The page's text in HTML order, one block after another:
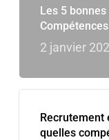
Les 5
2 janvier
Recrutement
quelles